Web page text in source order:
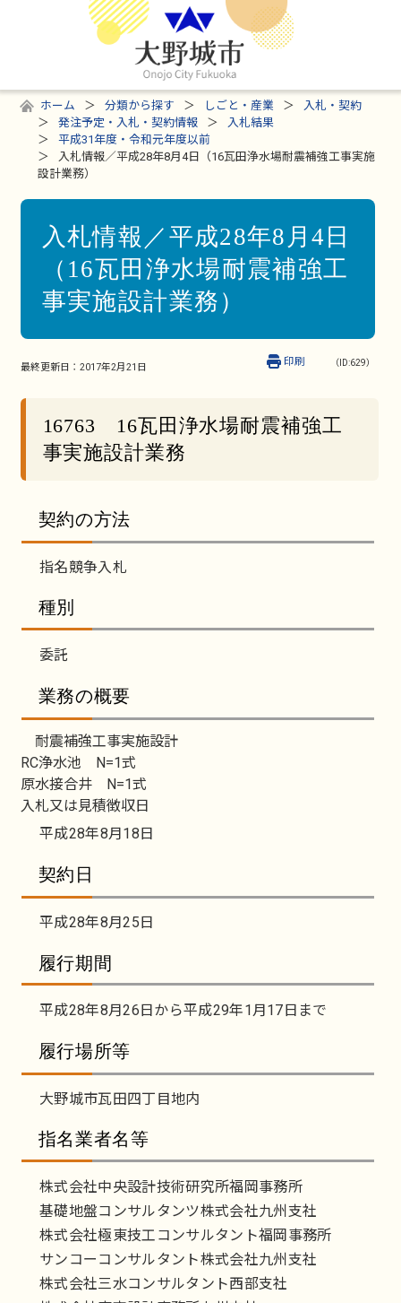
ホーム 分類から探す しごと・産業
入札・契約
発注予定・入札・契約情報
入札結果
平成31年度・令和元年度以前
入札情報／平成28年8月4日（16瓦田浄水場耐震補強工事実施
設計業務）
入札情報／平成28年8月4日
（16瓦田浄水場耐震補強工
事実施設計業務）
最終更新日： 2017年2月21日 （ID:629）
印刷
16763 16瓦田浄水場耐震補強工
事実施設計業務
契約の方法
指名競争入札
種別
委託
業務の概要
耐震補強工事実施設計
RC浄水池 N=1式
原水接合井 N=1式
入札又は見積徴収日
平成28年8月18日
契約日
平成28年8月25日
履行期間
平成28年8月26日から平成29年1月17日まで
履行場所等
大野城市瓦田四丁目地内
指名業者名等
株式会社中央設計技術研究所福岡事務所
基礎地盤コンサルタンツ株式会社九州支社
株式会社極東技工コンサルタント福岡事務所
サンコーコンサルタント株式会社九州支社
株式会社三水コンサルタント西部支社